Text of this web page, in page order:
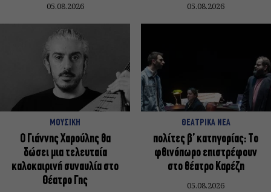
05.08.2026 05.08.2026
ΜΟΥΣΙΚΗ
Ο Γιάννης Χαρούλης θα
δώσει μια τελευταία
καλοκαιρινή συναυλία στο
Θέατρο Γης
ΘΕΑΤΡΙΚΑ ΝΕΑ
πολίτες β’ κατηγορίας: Το
φθινόπωρο επιστρέφουν
στο θέατρο Καρέζη
05.08.2026